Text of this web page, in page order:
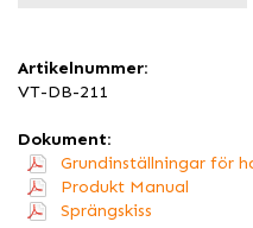
Artikelnummer:
VT-DB-211
Dokument:
Grundinställningar för
Produkt Manual
Sprängskiss